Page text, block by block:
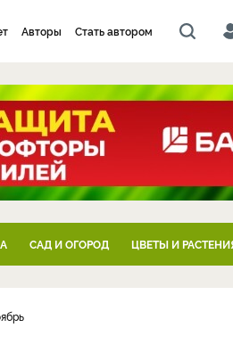
Авторы Стать автором
САД И ОГОРОД ЦВЕТЫ И